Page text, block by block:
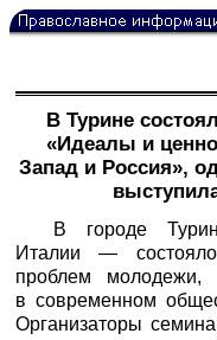
В Турине
«Идеалы и
Запад и Россия»,
В городе
Италии —
проблем молодежи,
в современном
Организаторы